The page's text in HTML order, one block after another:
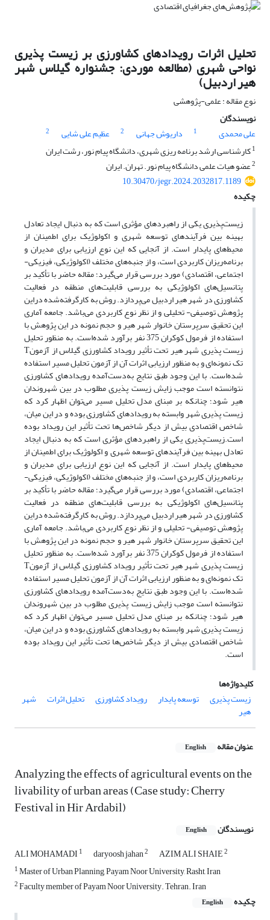
تحلیل اثرات رویدادهای کشاورزی بر زیست پذیری
نواحی شهری (مطالعه موردی: جشنواره گیلاس شهر
هیر اردبیل)
نوع مقاله : علمی-پژوهشی
نویسندگان
علی محمدی
1 داریوش جهانی 2 عظیم علی شایی
2
1کارشناسی ارشد برنامه ریزی شهری، دانشگاه پیام نور، رشت ایران
2عضو هیات علمی دانشگاه پیام نور. تهران. ایران
10.30470/jegr.2024.2032817.1189
چکیده
زیست‌پذیری یکی از راهبردهای مؤثری است که به دنبال ایجاد تعادل
بهینه بین فرآیندهای توسعه شهری و اکولوژیک برای اطمینان از
محیط‌های پایدار است. از آنجایی که این نوع ارزیابی برای مدیران و
برنامه‌ریزان کاربردی است، و از جنبه‌های مختلف (اکولوژیکی، فیزیکی-
اجتماعی، اقتصادی) مورد بررسی قرار می‌گیرد؛ مقاله حاضر با تأکید بر
پتانسیل‌های اکولوژیکی به بررسی قابلیت‌های منطقه در فعالیت
کشاورزی در شهر هیر اردبیل می‌پردازد. روش به کارگرفته‌شده در‌این
پژوهش توصیفی- تحلیلی و از نظر نوع کاربردی می‌باشد. جامعه آماری
این تحقیق سرپرستان خانوار شهر هیر و حجم نمونه در این پژوهش با
استفاده از فرمول کوکران 375 نفر برآورد شده‌است. به منظور تحلیل
زیست پذیری شهر هیر تحت تأثیر رویداد کشاورزی گیلاس از آزمونT
تک نمونه‌ای و به منظور ارزیابی اثرات آن از آزمون تحلیل مسیر استفاده
شده‌است. با این وجود طبق نتایج به‌دست‌آمده رویدادهای کشاورزی
نتوانسته است موجب زایش زیست پذیری مطلوب در بین شهروندان
هیر شود؛ چنانکه بر مبنای مدل تحلیل مسیر می‌توان اظهار کرد که
زیست پذیری شهر وابسته به رویدادهای کشاورزی بوده و در این میان،
شاخص اقتصادی بیش از دیگر شاخص‌ها تحت تأثیر این رویداد بوده
است.زیست‌پذیری یکی از راهبردهای مؤثری است که به دنبال ایجاد
تعادل بهینه بین فرآیندهای توسعه شهری و اکولوژیک برای اطمینان از
محیط‌های پایدار است. از آنجایی که این نوع ارزیابی برای مدیران و
برنامه‌ریزان کاربردی است، و از جنبه‌های مختلف (اکولوژیکی، فیزیکی-
اجتماعی، اقتصادی) مورد بررسی قرار می‌گیرد؛ مقاله حاضر با تأکید بر
پتانسیل‌های اکولوژیکی به بررسی قابلیت‌های منطقه در فعالیت
کشاورزی در شهر هیر اردبیل می‌پردازد. روش به کارگرفته‌شده در‌این
پژوهش توصیفی- تحلیلی و از نظر نوع کاربردی می‌باشد. جامعه آماری
این تحقیق سرپرستان خانوار شهر هیر و حجم نمونه در این پژوهش با
استفاده از فرمول کوکران 375 نفر برآورد شده‌است. به منظور تحلیل
زیست پذیری شهر هیر تحت تأثیر رویداد کشاورزی گیلاس از آزمونT
تک نمونه‌ای و به منظور ارزیابی اثرات آن از آزمون تحلیل مسیر استفاده
شده‌است. با این وجود طبق نتایج به‌دست‌آمده رویدادهای کشاورزی
نتوانسته است موجب زایش زیست پذیری مطلوب در بین شهروندان
هیر شود؛ چنانکه بر مبنای مدل تحلیل مسیر می‌توان اظهار کرد که
زیست پذیری شهر وابسته به رویدادهای کشاورزی بوده و در این میان،
شاخص اقتصادی بیش از دیگر شاخص‌ها تحت تأثیر این رویداد بوده
است.
کلیدواژه‌ها
زیست پذیری
توسعه پایدار رویداد کشاورزی تحلیل اثرات شهر
هیر
عنوان مقاله English
Analyzing the effects of agricultural events on the
livability of urban areas (Case study: Cherry
Festival in Hir Ardabil)
نویسندگان English
ALI MOHAMADI 1 daryoosh jahan2 AZIM ALI SHAIE2
1Master of Urban Planning, Payam Noor University, Rasht, Iran
2Faculty member of Payam Noor University. Tehran. Iran
چکیده
English